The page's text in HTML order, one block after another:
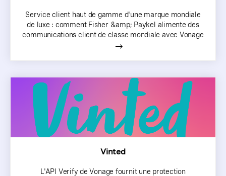
Service client haut de gamme d'une marque mondiale
de luxe : comment Fisher &amp; Paykel alimente des
communications client de classe mondiale avec Vonage
Vinted
L'API Verify de Vonage fournit une protection